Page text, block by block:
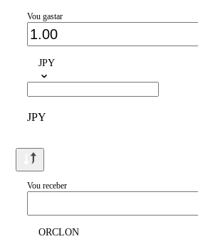
Vou gastar
JPY
JPY
Vou receber
ORCLON